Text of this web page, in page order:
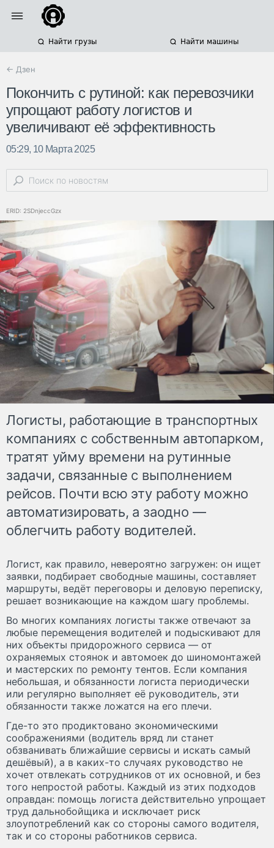
Найти грузы Найти машины
← Дзен
Покончить с рутиной: как перевозчики
упрощают работу логистов и
увеличивают её эффективность
05:29, 10 Марта 2025
ERID: 2SDnjeccGzx
Логисты, работающие в транспортных
компаниях с собственным автопарком,
тратят уйму времени на рутинные
задачи, связанные с выполнением
рейсов. Почти всю эту работу можно
автоматизировать, а заодно —
облегчить работу водителей.
Логист, как правило, невероятно загружен: он ищет
заявки, подбирает свободные машины, составляет
маршруты, ведёт переговоры и деловую переписку,
решает возникающие на каждом шагу проблемы.
Во многих компаниях логисты также отвечают за
любые перемещения водителей и подыскивают для
них объекты придорожного сервиса — от
охраняемых стоянок и автомоек до шиномонтажей
и мастерских по ремонту тентов. Если компания
небольшая, и обязанности логиста периодически
или регулярно выполняет её руководитель, эти
обязанности также ложатся на его плечи.
Где-то это продиктовано экономическими
соображениями (водитель вряд ли станет
обзванивать ближайшие сервисы и искать самый
дешёвый), а в каких-то случаях руководство не
хочет отвлекать сотрудников от их основной, и без
того непростой работы. Каждый из этих подходов
оправдан: помощь логиста действительно упрощает
труд дальнобойщика и исключает риск
злоупотреблений как со стороны самого водителя,
так и со стороны работников сервиса.